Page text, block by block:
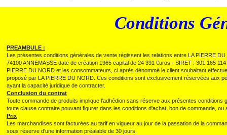
Conditions
PREAMBULE :
Les présentes conditions générales de vente régissent les relations entre LA PIERRE
74100 ANNEMASSE date de création 1965 capital de 24 391 €uros - SIRET : 301 165
PIERRE DU NORD et les consommateurs, ci après dénommé le client souhaitant
proposé par LA PIERRE DU NORD. Ces conditions sont exclusivement réservées aux
ayant la capacité juridique de contracter.
Conclusion du contrat
Toute commande de produits implique l'adhédion sans réserve aux présentes
toute clause contraire pouvant figurer dans les conditions d'achat, bon de commande,
Prix
Les marchandises sont facturées au tarif en vigueur au jour de la passation de la
sous réserve d'une information préalable de 30 jours.